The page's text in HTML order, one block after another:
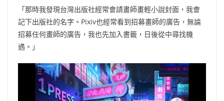
「那時我發現台灣出版社經常會請畫師畫輕小說封面，我會
記下出版社的名字。Pixiv也經常看到招募畫師的廣告，無論
招募任何畫師的廣告，我也先加入書籤，日後從中尋找機
遇。」